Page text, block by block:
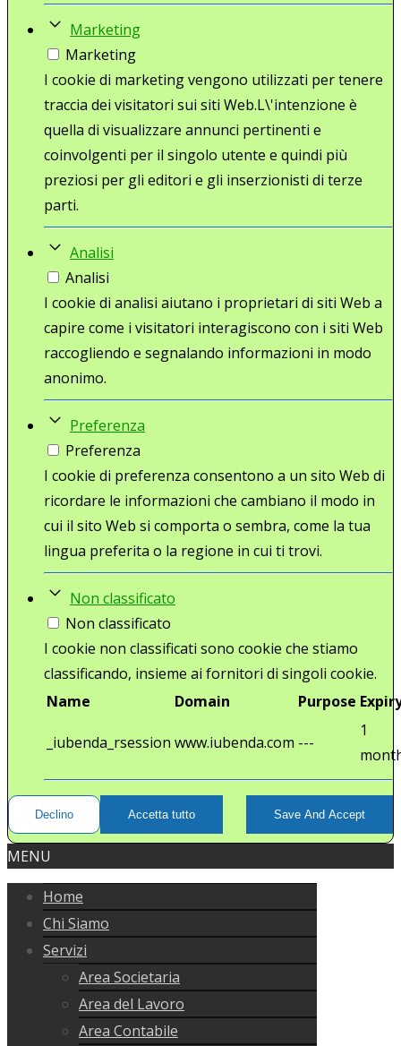
Marketing
Marketing
I cookie di marketing vengono utilizzati per tenere
traccia dei visitatori sui siti Web.L\'intenzione è
quella di visualizzare annunci pertinenti e
coinvolgenti per il singolo utente e quindi più
preziosi per gli editori e gli inserzionisti di terze
parti.
Analisi
Analisi
I cookie di analisi aiutano i proprietari di siti Web a
capire come i visitatori interagiscono con i siti Web
raccogliendo e segnalando informazioni in modo
anonimo.
Preferenza
Preferenza
I cookie di preferenza consentono a un sito Web di
ricordare le informazioni che cambiano il modo in
cui il sito Web si comporta o sembra, come la tua
lingua preferita o la regione in cui ti trovi.
Non classificato
Non classificato
I cookie non classificati sono cookie che stiamo
classificando, insieme ai fornitori di singoli cookie.
Name
Domain Purpose
_iubenda_rsession www.iubenda.com ---
1
Declino Accetta tutto Save And Accept
MENU
Home
Chi Siamo
Servizi
Area Societaria
Area del Lavoro
Area Contabile